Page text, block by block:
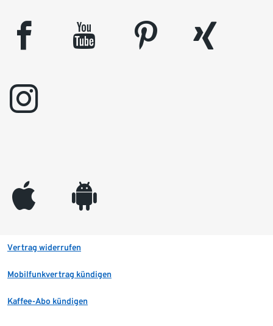
facebook youtube pinterest
xing
instagram
appleinc android
Vertrag widerrufen
Mobilfunkvertrag kündigen
Kaffee-Abo kündigen